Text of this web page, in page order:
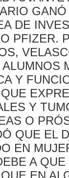
DE
PFIZER.
Y
Y
O
QUE EL
EN
A